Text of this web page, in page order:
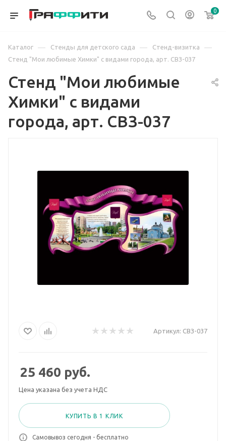
0
Каталог — Стенды для детского сада — Стенд-визитка —
Стенд "Мои любимые Химки" с видами города, арт. СВЗ-037
Стенд "Мои любимые
Химки" с видами
города, арт. СВЗ-037
Артикул: СВЗ-037
25 460 руб.
Цена указана без учета НДС
КУПИТЬ В 1 КЛИК
Самовывоз сегодня - бесплатно